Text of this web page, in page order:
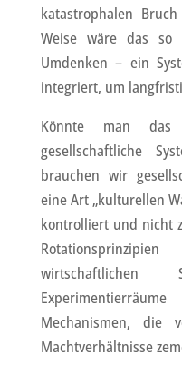
katastrophalen
Weise wäre das so
Umdenken – ein
integriert, um
Könnte man das
gesellschaftliche
brauchen wir
eine Art „kulturellen
kontrolliert und nicht
wirtschaftlichen
Mechanismen, die
Machtverhältnisse